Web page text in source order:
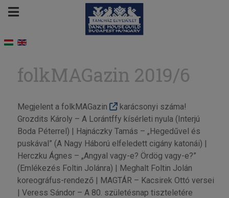
folkMAGazin 2019/6
Megjelent a folkMAGazin
karácsonyi száma!
Grozdits Károly – A Lorántffy kísérleti nyula (Interjú
Boda Péterrel) | Hajnáczky Tamás – „Hegedűvel és
puskával” (A Nagy Háború elfeledett cigány katonái) |
Herczku Ágnes – „Angyal vagy-e? Ördög vagy-e?”
(Emlékezés Foltin Jolánra) | Meghalt Foltin Jolán
koreográfus-rendező | MAGTÁR – Kacsirek Ottó versei
| Veress Sándor – A 80. születésnap tiszteletére